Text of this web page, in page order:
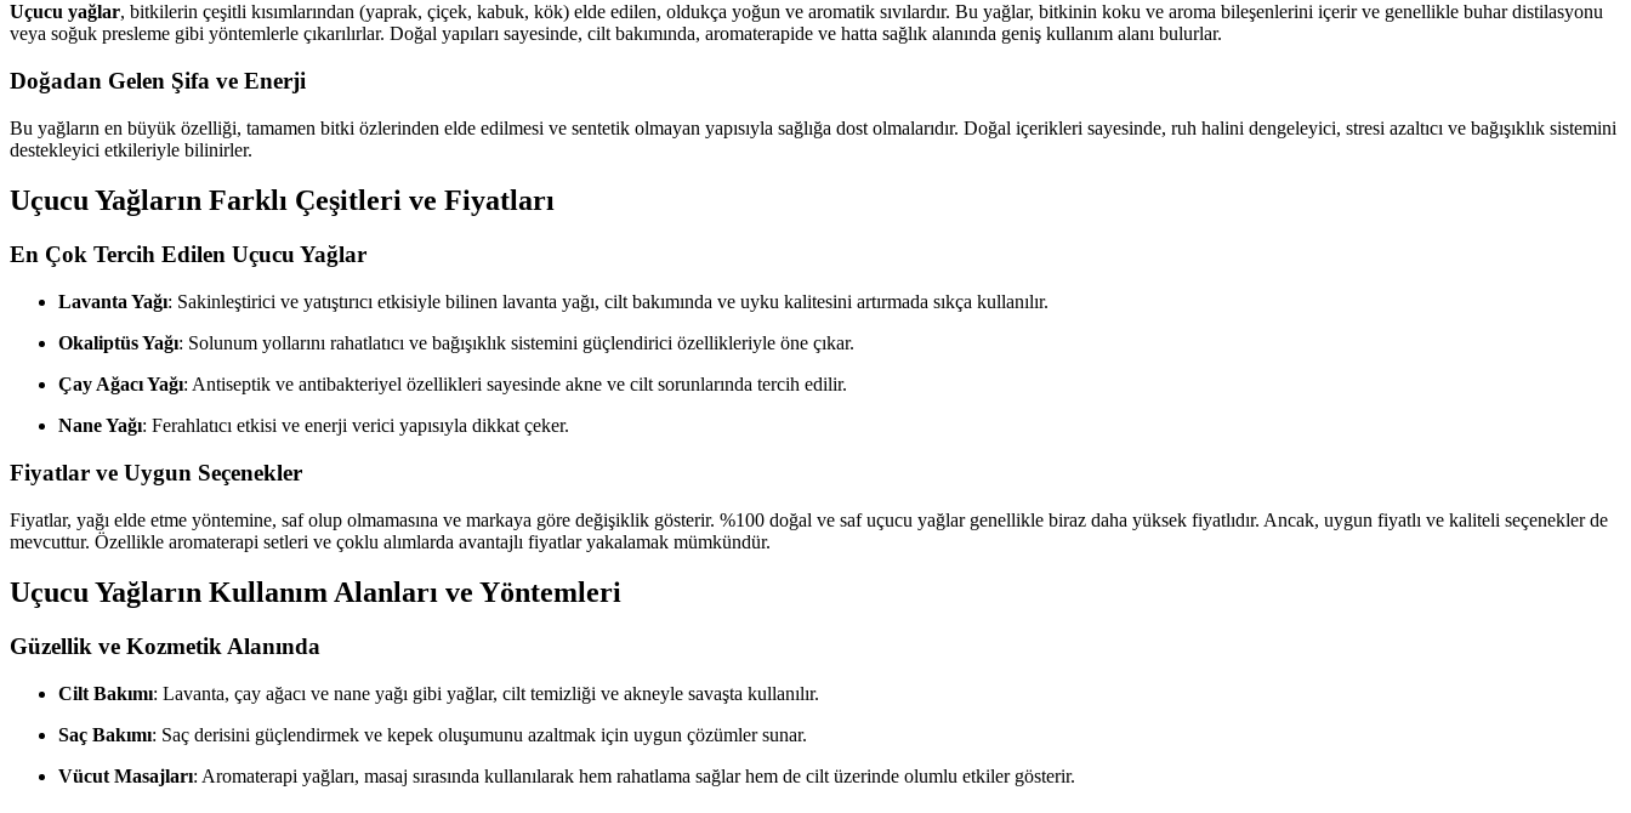
Uçucu yağlar, bitkilerin çeşitli kısımlarından (yaprak, çiçek, kabuk, kök) elde edilen, oldukça yoğun ve aromatik sıvılardır. Bu yağlar, bitkinin koku ve aroma bileşenlerini içerir ve genellikle buhar distilasyonu
veya soğuk presleme gibi yöntemlerle çıkarılırlar. Doğal yapıları sayesinde, cilt bakımında, aromaterapide ve hatta sağlık alanında geniş kullanım alanı bulurlar.
Doğadan Gelen Şifa ve Enerji
Bu yağların en büyük özelliği, tamamen bitki özlerinden elde edilmesi ve sentetik olmayan yapısıyla sağlığa dost olmalarıdır. Doğal içerikleri sayesinde, ruh halini dengeleyici, stresi azaltıcı ve bağışıklık sistemini
destekleyici etkileriyle bilinirler.
Uçucu Yağların Farklı Çeşitleri ve Fiyatları
En Çok Tercih Edilen Uçucu Yağlar
Lavanta Yağı: Sakinleştirici ve yatıştırıcı etkisiyle bilinen lavanta yağı, cilt bakımında ve uyku kalitesini artırmada sıkça kullanılır.
Okaliptüs Yağı: Solunum yollarını rahatlatıcı ve bağışıklık sistemini güçlendirici özellikleriyle öne çıkar.
Çay Ağacı Yağı: Antiseptik ve antibakteriyel özellikleri sayesinde akne ve cilt sorunlarında tercih edilir.
Nane Yağı: Ferahlatıcı etkisi ve enerji verici yapısıyla dikkat çeker.
Fiyatlar ve Uygun Seçenekler
Fiyatlar, yağı elde etme yöntemine, saf olup olmamasına ve markaya göre değişiklik gösterir. %100 doğal ve saf uçucu yağlar genellikle biraz daha yüksek fiyatlıdır. Ancak, uygun fiyatlı ve kaliteli seçenekler de
mevcuttur. Özellikle aromaterapi setleri ve çoklu alımlarda avantajlı fiyatlar yakalamak mümkündür.
Uçucu Yağların Kullanım Alanları ve Yöntemleri
Güzellik ve Kozmetik Alanında
Cilt Bakımı: Lavanta, çay ağacı ve nane yağı gibi yağlar, cilt temizliği ve akneyle savaşta kullanılır.
Saç Bakımı: Saç derisini güçlendirmek ve kepek oluşumunu azaltmak için uygun çözümler sunar.
Vücut Masajları: Aromaterapi yağları, masaj sırasında kullanılarak hem rahatlama sağlar hem de cilt üzerinde olumlu etkiler gösterir.